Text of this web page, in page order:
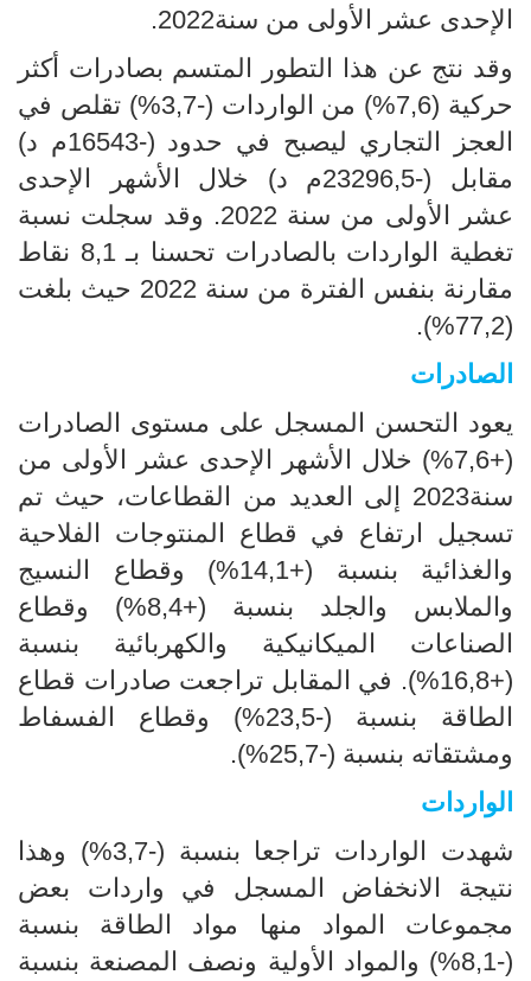
الإحدى عشر الأولى من سنة2022.
وقد نتج عن هذا التطور المتسم بصادرات أكثر
حركية (7,6%) من الواردات (-3,7%) تقلص في
العجز التجاري ليصبح في حدود (-16543م د)
مقابل (-23296,5م د) خلال الأشهر الإحدى
عشر الأولى من سنة 2022. وقد سجلت نسبة
تغطية الواردات بالصادرات تحسنا بـ 8,1 نقاط
مقارنة بنفس الفترة من سنة 2022 حيث بلغت
(77,2%).
الصادرات
يعود التحسن المسجل على مستوى الصادرات
(+7,6%) خلال الأشهر الإحدى عشر الأولى من
سنة2023 إلى العديد من القطاعات، حيث تم
تسجيل ارتفاع في قطاع المنتوجات الفلاحية
والغذائية بنسبة (+14,1%) وقطاع النسيج
والملابس والجلد بنسبة (+8,4%) وقطاع
الصناعات الميكانيكية والكهربائية بنسبة
(+16,8%). في المقابل تراجعت صادرات قطاع
الطاقة بنسبة (-23,5%) وقطاع الفسفاط
ومشتقاته بنسبة (-25,7%).
الواردات
شهدت الواردات تراجعا بنسبة (-3,7%) وهذا
نتيجة الانخفاض المسجل في واردات بعض
مجموعات المواد منها مواد الطاقة بنسبة
(-8,1%) والمواد الأولية ونصف المصنعة بنسبة